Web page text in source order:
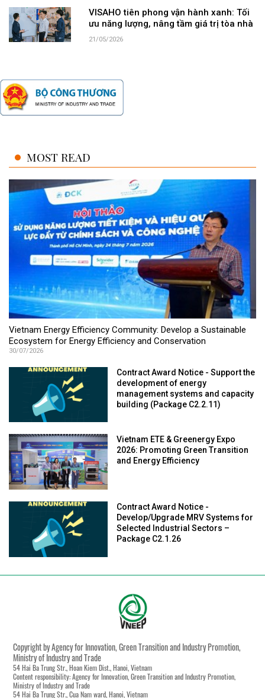
VISAHO tiên phong vận hành xanh: Tối
ưu năng lượng, nâng tầm giá trị tòa nhà
21/05/2026
MOST READ
Vietnam Energy Efficiency Community: Develop a Sustainable
Ecosystem for Energy Efficiency and Conservation
30/07/2026
Contract Award Notice - Support the
development of energy
management systems and capacity
building (Package C2.2.11)
Vietnam ETE & Greenergy Expo
2026: Promoting Green Transition
and Energy Efficiency
Contract Award Notice -
Develop/Upgrade MRV Systems for
Selected Industrial Sectors –
Package C2.1.26
Copyright by Agency for Innovation, Green Transition and Industry Promotion,
Ministry of Industry and Trade
54 Hai Ba Trung Str., Hoan Kiem Dist., Hanoi, Vietnam
Content responsibility: Agency for Innovation, Green Transition and Industry Promotion,
Ministry of Industry and Trade
54 Hai Ba Trung Str., Cua Nam ward, Hanoi, Vietnam